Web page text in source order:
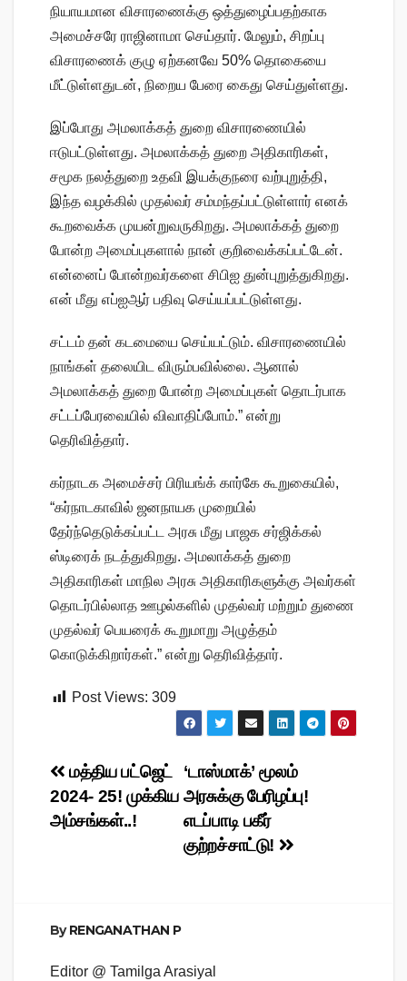
நியாயமான விசாரணைக்கு ஒத்துழைப்பதற்காக
அமைச்சரே ராஜினாமா செய்தார். மேலும், சிறப்பு
விசாரணைக் குழு ஏற்கனவே 50% தொகையை
மீட்டுள்ளதுடன், நிறைய பேரை கைது செய்துள்ளது.
இப்போது அமலாக்கத் துறை விசாரணையில்
ஈடுபட்டுள்ளது. அமலாக்கத் துறை அதிகாரிகள்,
சமூக நலத்துறை உதவி இயக்குநரை வற்புறுத்தி,
இந்த வழக்கில் முதல்வர் சம்மந்தப்பட்டுள்ளார் எனக்
கூறவைக்க முயன்றுவருகிறது. அமலாக்கத் துறை
போன்ற அமைப்புகளால் நான் குறிவைக்கப்பட்டேன்.
என்னைப் போன்றவர்களை சிபிஐ துன்புறுத்துகிறது.
என் மீது எப்ஐஆர் பதிவு செய்யப்பட்டுள்ளது.
சட்டம் தன் கடமையை செய்யட்டும். விசாரணையில்
நாங்கள் தலையிட விரும்பவில்லை. ஆனால்
அமலாக்கத் துறை போன்ற அமைப்புகள் தொடர்பாக
சட்டப்பேரவையில் விவாதிப்போம்.” என்று
தெரிவித்தார்.
கர்நாடக அமைச்சர் பிரியங்க் கார்கே கூறுகையில்,
“கர்நாடகாவில் ஜனநாயக முறையில்
தேர்ந்தெடுக்கப்பட்ட அரசு மீது பாஜக சர்ஜிக்கல்
ஸ்டிரைக் நடத்துகிறது. அமலாக்கத் துறை
அதிகாரிகள் மாநில அரசு அதிகாரிகளுக்கு அவர்கள்
தொடர்பில்லாத ஊழல்களில் முதல்வர் மற்றும் துணை
முதல்வர் பெயரைக் கூறுமாறு அழுத்தம்
கொடுக்கிறார்கள்.” என்று தெரிவித்தார்.
Post Views: 309
Post
navigation
‘டாஸ்மாக்’ மூலம்
அரசுக்கு பேரிழப்பு!
எடப்பாடி பகீர்
குற்றச்சாட்டு!
மத்திய பட்ஜெட்
2024- 25! முக்கிய
அம்சங்கள்..!
ByRENGANATHAN P
Editor @ Tamilga Arasiyal